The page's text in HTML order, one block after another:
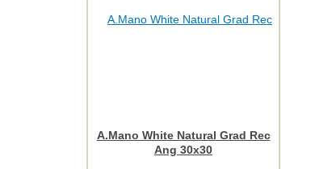
A.Mano White Natural Grad Rec
Ang 30x30